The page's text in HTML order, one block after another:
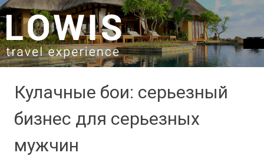
SKIP TO CONTENT
Кулачные бои: серьезный
бизнес для серьезных
мужчин